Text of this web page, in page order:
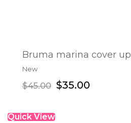
Bruma marina cover up
New
$45.00 $35.00
Quick View